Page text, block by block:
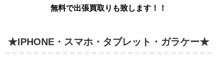
無料で出張買取りも致します！！
★IPHONE・スマホ・タブレット・ガラケー★